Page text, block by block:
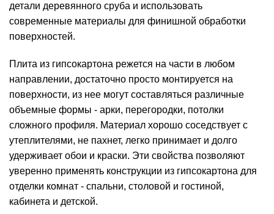
детали деревянного сруба и использовать
современные материалы для финишной обработки
поверхностей.
Плита из гипсокартона режется на части в любом
направлении, достаточно просто монтируется на
поверхности, из нее могут составляться различные
объемные формы - арки, перегородки, потолки
сложного профиля. Материал хорошо соседствует с
утеплителями, не пахнет, легко принимает и долго
удерживает обои и краски. Эти свойства позволяют
уверенно применять конструкции из гипсокартона для
отделки комнат - спальни, столовой и гостиной,
кабинета и детской.